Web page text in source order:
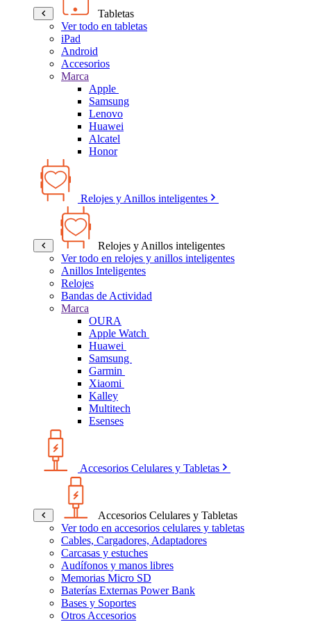
Tabletas
Ver todo en tabletas
iPad
Android
Accesorios
Marca
Apple
Samsung
Lenovo
Huawei
Alcatel
Honor
Relojes y Anillos inteligentes
Relojes y Anillos inteligentes
Ver todo en relojes y anillos inteligentes
Anillos Inteligentes
Relojes
Bandas de Actividad
Marca
OURA
Apple Watch
Huawei
Samsung
Garmin
Xiaomi
Kalley
Multitech
Esenses
Accesorios Celulares y Tabletas
Accesorios Celulares y Tabletas
Ver todo en accesorios celulares y tabletas
Cables, Cargadores, Adaptadores
Carcasas y estuches
Audífonos y manos libres
Memorias Micro SD
Baterías Externas Power Bank
Bases y Soportes
Otros Accesorios